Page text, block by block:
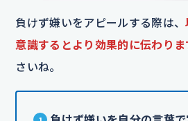
負けず嫌いをアピールする際は、
意識するとより効果的に伝わりま
さいね。